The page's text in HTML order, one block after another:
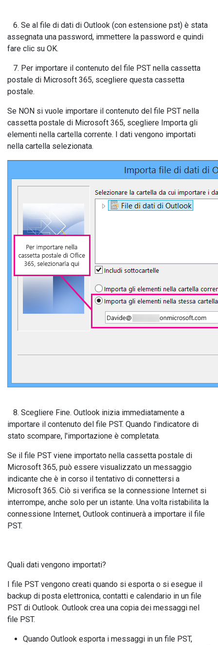
6. Se al file di dati di Outlook (con estensione pst) è stata
assegnata una password, immettere la password e quindi
fare clic su OK.
7. Per importare il contenuto del file PST nella cassetta
postale di Microsoft 365, scegliere questa cassetta
postale.
Se NON si vuole importare il contenuto del file PST nella
cassetta postale di Microsoft 365, scegliere Importa gli
elementi nella cartella corrente. I dati vengono importati
nella cartella selezionata.
8. Scegliere Fine. Outlook inizia immediatamente a
importare il contenuto del file PST. Quando l'indicatore di
stato scompare, l'importazione è completata.
Se il file PST viene importato nella cassetta postale di
Microsoft 365, può essere visualizzato un messaggio
indicante che è in corso il tentativo di connettersi a
Microsoft 365. Ciò si verifica se la connessione Internet si
interrompe, anche solo per un istante. Una volta ristabilita la
connessione Internet, Outlook continuerà a importare il file
PST.
Quali dati vengono importati?
I file PST vengono creati quando si esporta o si esegue il
backup di posta elettronica, contatti e calendario in un file
PST di Outlook. Outlook crea una copia dei messaggi nel
file PST.
Quando Outlook esporta i messaggi in un file PST,